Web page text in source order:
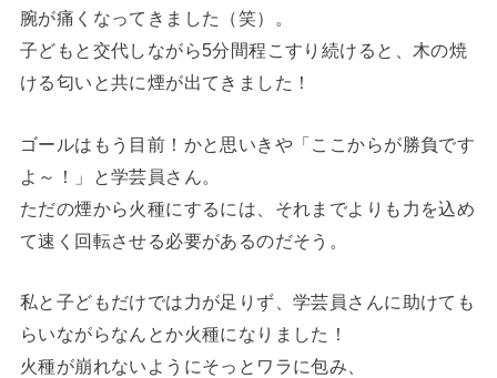
腕が痛くなってきました（笑）。
子どもと交代しながら5分間程こすり続けると、木の焼
ける匂いと共に煙が出てきました！
ゴールはもう目前！かと思いきや「ここからが勝負です
よ～！」と学芸員さん。
ただの煙から火種にするには、それまでよりも力を込め
て速く回転させる必要があるのだそう。
私と子どもだけでは力が足りず、学芸員さんに助けても
らいながらなんとか火種になりました！
火種が崩れないようにそっとワラに包み、